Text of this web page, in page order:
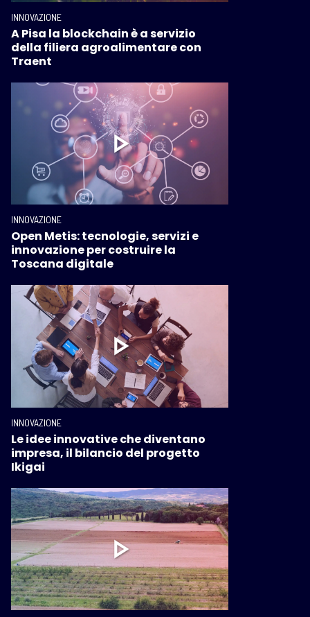
INNOVAZIONE
A Pisa la blockchain è a servizio
della filiera agroalimentare con
Traent
INNOVAZIONE
Open Metis: tecnologie, servizi e
innovazione per costruire la
Toscana digitale
INNOVAZIONE
Le idee innovative che diventano
impresa, il bilancio del progetto
Ikigai